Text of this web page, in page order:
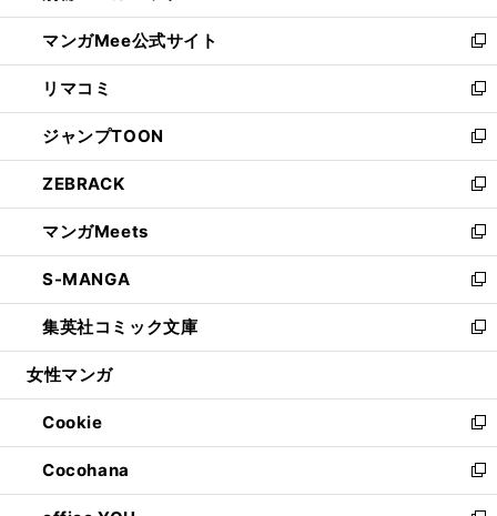
開
く
ン
ド
ウ
で
開
く
ウ
ィ
ン
ド
ウ
で
開
く
し
い
ウ
ィ
ン
ド
ウ
で
開
く
マンガMee公式サイト
新
し
い
ウ
ィ
ン
ド
ウ
で
開
く
リマコミ
新
し
い
ウ
ィ
ン
ド
ウ
で
開
く
ジャンプTOON
新
し
い
ウ
ィ
ン
ド
ウ
で
開
ZEBRACK
新
し
い
ウ
ィ
ン
ド
ウ
開
く
マンガMeets
新
し
い
ウ
ィ
ン
ウ
で
開
く
S-MANGA
新
し
い
ウ
ン
ド
ウ
で
開
集英社コミック文庫
新
し
ウ
ィ
ン
ド
ウ
女性マンガ
Cookie
新
し
い
ウ
Cocohana
新
し